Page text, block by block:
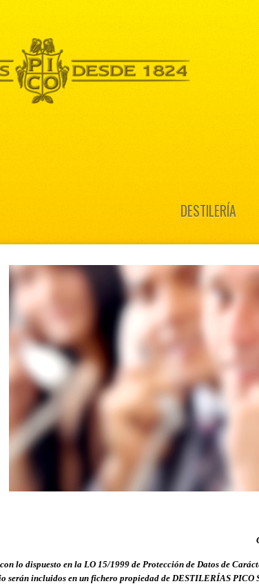
DESTILERÍA
lo dispuesto enla LO 15/1999 de Protección de Datos de
serán incluidos en un fichero propiedad de DESTILERÍAS